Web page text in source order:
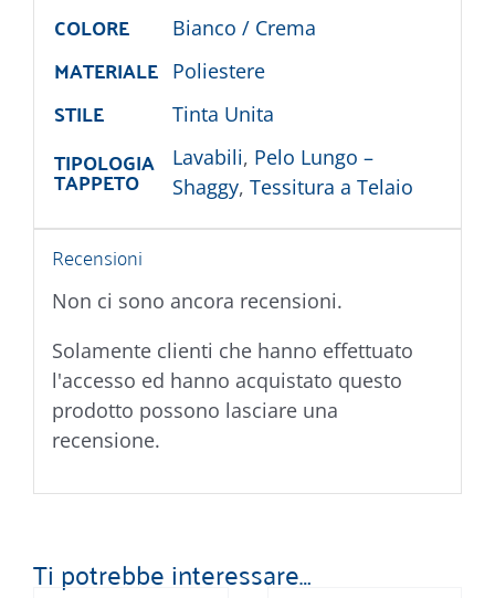
COLORE Bianco / Crema
MATERIALE Poliestere
STILE Tinta Unita
TIPOLOGIA
TAPPETO
Lavabili, Pelo Lungo –
Shaggy, Tessitura a Telaio
Recensioni
Non ci sono ancora recensioni.
Solamente clienti che hanno effettuato
l'accesso ed hanno acquistato questo
prodotto possono lasciare una
recensione.
Ti potrebbe interessare…